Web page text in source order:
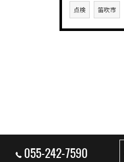
点検 笛吹市
055-242-7590